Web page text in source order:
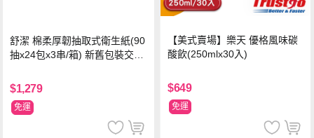
舒潔 棉柔厚韌抽取式衛生紙(90
抽x24包x3串/箱) 新舊包裝交替
$1,279
免運
【美式賣場】樂天 優格風味碳
酸飲(250mlx30入)
$649
免運